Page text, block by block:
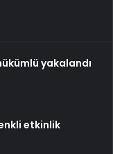
yakalandı
etkinlik